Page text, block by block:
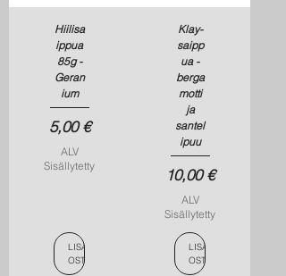
Hiilisa
ippua
85g -
Geran
ium
Hinta
5,00 €
ALV
Sisällytetty
LISÄÄ
OSTOSKORIIN
Klay-
saipp
ua -
berga
motti
ja
santel
ipuu
Hinta
10,00 €
ALV
Sisällytetty
LISÄÄ
OSTOSKORIIN